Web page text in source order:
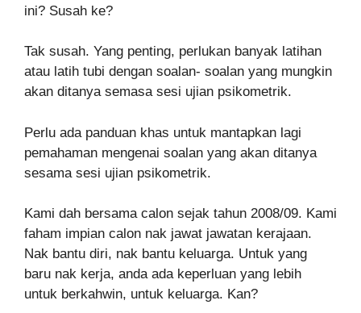
ini? Susah ke?
Tak susah. Yang penting, perlukan banyak latihan
atau latih tubi dengan soalan- soalan yang mungkin
akan ditanya semasa sesi ujian psikometrik.
Perlu ada panduan khas untuk mantapkan lagi
pemahaman mengenai soalan yang akan ditanya
sesama sesi ujian psikometrik.
Kami dah bersama calon sejak tahun 2008/09. Kami
faham impian calon nak jawat jawatan kerajaan.
Nak bantu diri, nak bantu keluarga. Untuk yang
baru nak kerja, anda ada keperluan yang lebih
untuk berkahwin, untuk keluarga. Kan?